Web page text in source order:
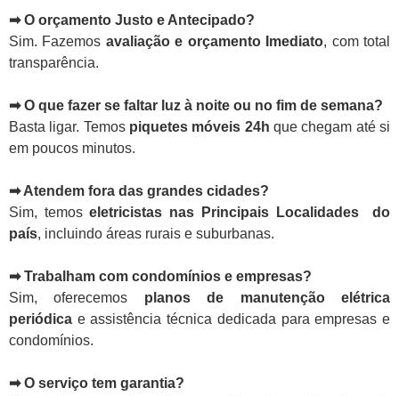
➡ O orçamento Justo e Antecipado?
Sim. Fazemos avaliação e orçamento Imediato, com total
transparência.
➡ O que fazer se faltar luz à noite ou no fim de semana?
Basta ligar. Temos piquetes móveis 24h que chegam até si
em poucos minutos.
➡ Atendem fora das grandes cidades?
Sim, temoseletricistas nas Principais Localidades do
país, incluindo áreas rurais e suburbanas.
➡ Trabalham com condomínios e empresas?
Sim, oferecemos planos de manutenção elétrica
periódica e assistência técnica dedicada para empresas e
condomínios.
➡ O serviço tem garantia?